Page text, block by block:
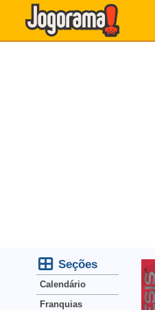
Seções
Calendário
Franquias